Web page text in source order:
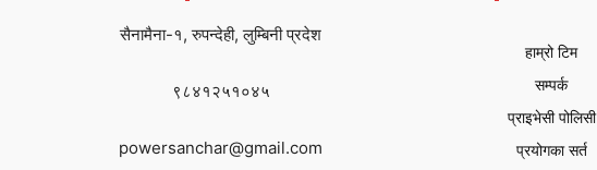
सैनामैना-१, रुपन्देही, लुम्बिनी प्रदेश
९८४१२५१०४५
powersanchar@gmail.com
हाम्रो टिम
सम्पर्क
प्राइभेसी पोलिसी
प्रयोगका सर्त